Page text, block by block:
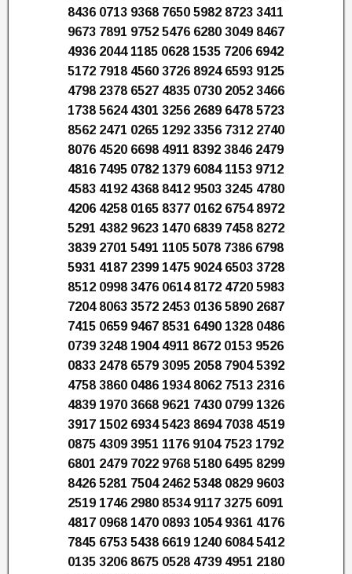
8436 0713 9368 7650 5982 8723 3411
9673 7891 9752 5476 6280 3049 8467
4936 2044 1185 0628 1535 7206 6942
5172 7918 4560 3726 8924 6593 9125
4798 2378 6527 4835 0730 2052 3466
1738 5624 4301 3256 2689 6478 5723
8562 2471 0265 1292 3356 7312 2740
8076 4520 6698 4911 8392 3846 2479
4816 7495 0782 1379 6084 1153 9712
4583 4192 4368 8412 9503 3245 4780
4206 4258 0165 8377 0162 6754 8972
5291 4382 9623 1470 6839 7458 8272
3839 2701 5491 1105 5078 7386 6798
5931 4187 2399 1475 9024 6503 3728
8512 0998 3476 0614 8172 4720 5983
7204 8063 3572 2453 0136 5890 2687
7415 0659 9467 8531 6490 1328 0486
0739 3248 1904 4911 8672 0153 9526
0833 2478 6579 3095 2058 7904 5392
4758 3860 0486 1934 8062 7513 2316
4839 1970 3668 9621 7430 0799 1326
3917 1502 6934 5423 8694 7038 4519
0875 4309 3951 1176 9104 7523 1792
6801 2479 7022 9768 5180 6495 8299
8426 5281 7504 2462 5348 0829 9603
2519 1746 2980 8534 9117 3275 6091
4817 0968 1470 0893 1054 9361 4176
7845 6753 5438 6619 1240 6084 5412
0135 3206 8675 0528 4739 4951 2180